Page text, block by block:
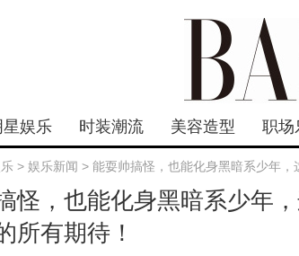
星娱乐 时装潮流 美容造型 职场
> 娱乐新闻 > 能耍帅搞怪，也能化身黑暗系少年，
怪，也能化身黑暗系少年
所有期待！